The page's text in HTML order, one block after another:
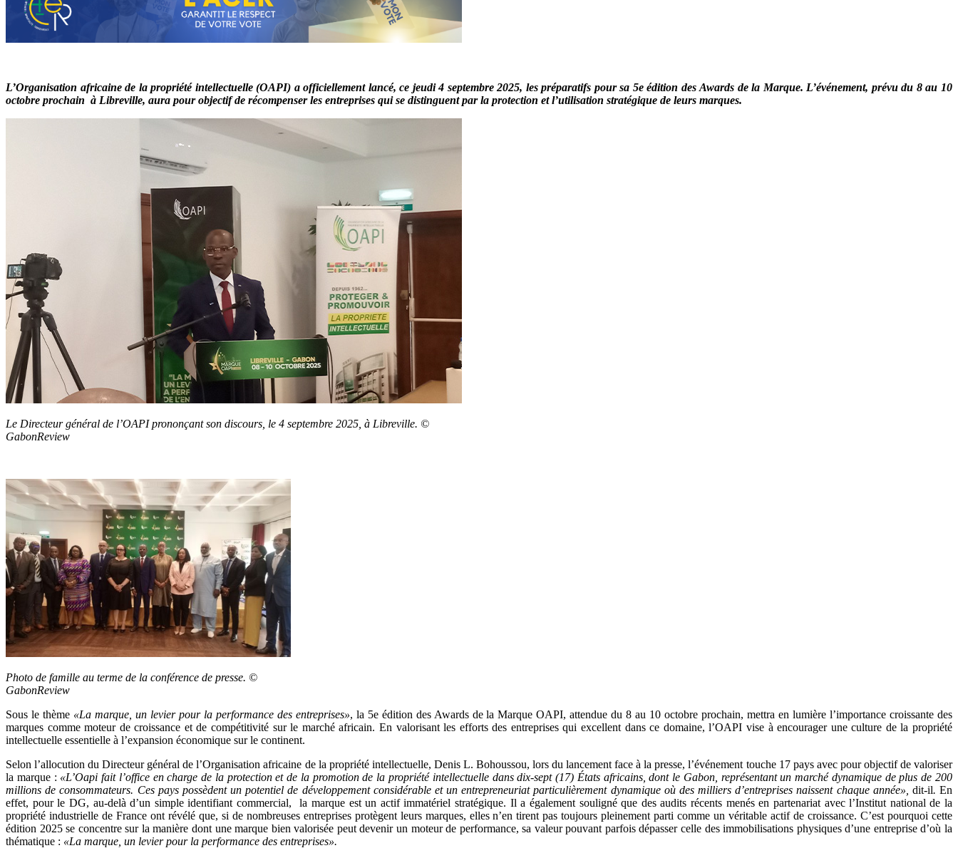
L’Organisation africaine de la propriété intellectuelle (OAPI) a officiellement lancé, ce jeudi 4 septembre 2025, les préparatifs pour sa 5e édition des Awards de la Marque. L’événement, prévu du 8 au 10
octobre prochain à Libreville, aura pour objectif de récompenser les entreprises qui se distinguent par la protection et l’utilisation stratégique de leurs marques.
Le Directeur général de l’OAPI prononçant son discours, le 4 septembre 2025, à Libreville. ©
GabonReview
Photo de famille au terme de la conférence de presse. ©
GabonReview
Sous le thème «La marque, un levier pour la performance des entreprises», la 5e édition des Awards de la Marque OAPI, attendue du 8 au 10 octobre prochain, mettra en lumière l’importance croissante des
marques comme moteur de croissance et de compétitivité sur le marché africain. En valorisant les efforts des entreprises qui excellent dans ce domaine, l’OAPI vise à encourager une culture de la propriété
intellectuelle essentielle à l’expansion économique sur le continent.
Selon l’allocution du Directeur général de l’Organisation africaine de la propriété intellectuelle, Denis L. Bohoussou, lors du lancement face à la presse, l’événement touche 17 pays avec pour objectif de valoriser
la marque : «L’Oapi fait l’office en charge de la protection et de la promotion de la propriété intellectuelle dans dix-sept (17) États africains, dont le Gabon, représentant un marché dynamique de plus de 200
millions de consommateurs. Ces pays possèdent un potentiel de développement considérable et un entrepreneuriat particulièrement dynamique où des milliers d’entreprises naissent chaque année», dit-il. En
effet, pour le DG, au-delà d’un simple identifiant commercial, la marque est un actif immatériel stratégique. Il a également souligné que des audits récents menés en partenariat avec l’Institut national de la
propriété industrielle de France ont révélé que, si de nombreuses entreprises protègent leurs marques, elles n’en tirent pas toujours pleinement parti comme un véritable actif de croissance. C’est pourquoi cette
édition 2025 se concentre sur la manière dont une marque bien valorisée peut devenir un moteur de performance, sa valeur pouvant parfois dépasser celle des immobilisations physiques d’une entreprise d’où la
thématique : «La marque, un levier pour la performance des entreprises».